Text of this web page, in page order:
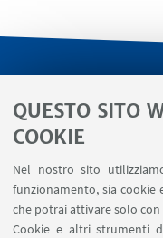
QUESTO SITO
COOKIE
Nel nostro sito
funzionamento, sia
che potrai attivare solo
Cookie e altri strumenti